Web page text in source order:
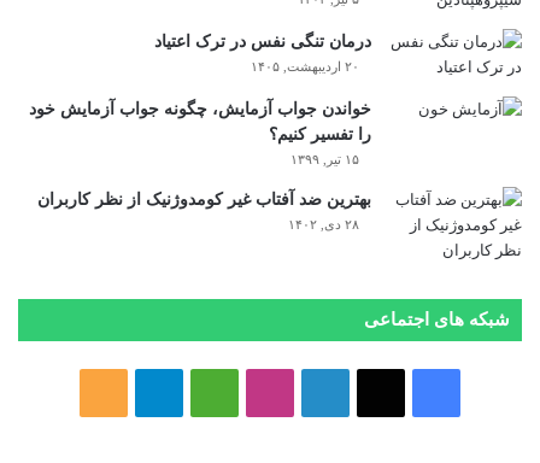
درمان تنگی نفس در ترک اعتیاد
۲۰ اردیبهشت, ۱۴۰۵
خواندن جواب آزمایش، چگونه جواب آزمایش خود
را تفسیر کنیم؟
۱۵ تیر, ۱۳۹۹
بهترین ضد آفتاب غیر کومدوژنیک از نظر کاربران
۲۸ دی, ۱۴۰۲
شبکه های اجتماعی